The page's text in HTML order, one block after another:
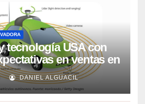
tecnología USA con
en ventas en
2 años, según
DANIEL ALGUACIL